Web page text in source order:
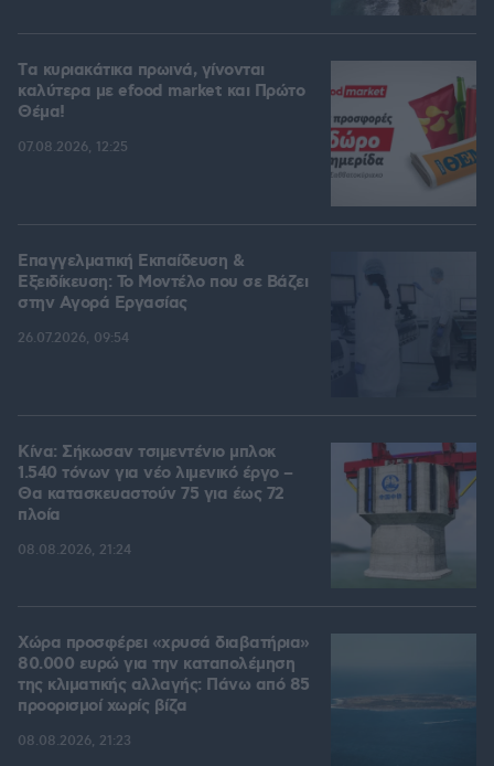
Tα κυριακάτικα πρωινά, γίνονται
καλύτερα με efood market και Πρώτο
Θέμα!
07.08.2026, 12:25
Επαγγελματική Εκπαίδευση &
Εξειδίκευση: Το Mοντέλο που σε Bάζει
στην Aγορά Eργασίας
26.07.2026, 09:54
Κίνα: Σήκωσαν τσιμεντένιο μπλοκ
1.540 τόνων για νέο λιμενικό έργο –
Θα κατασκευαστούν 75 για έως 72
πλοία
08.08.2026, 21:24
Χώρα προσφέρει «χρυσά διαβατήρια»
80.000 ευρώ για την καταπολέμηση
της κλιματικής αλλαγής: Πάνω από 85
προορισμοί χωρίς βίζα
08.08.2026, 21:23